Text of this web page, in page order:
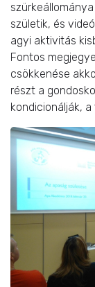
születik, és
agyi aktivitás
Fontos
csökkenése
részt a
kondicionálják,